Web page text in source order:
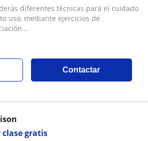
diferentes técnicas para el cuidado
uso, mediante ejercicios de
Contactar
clase gratis